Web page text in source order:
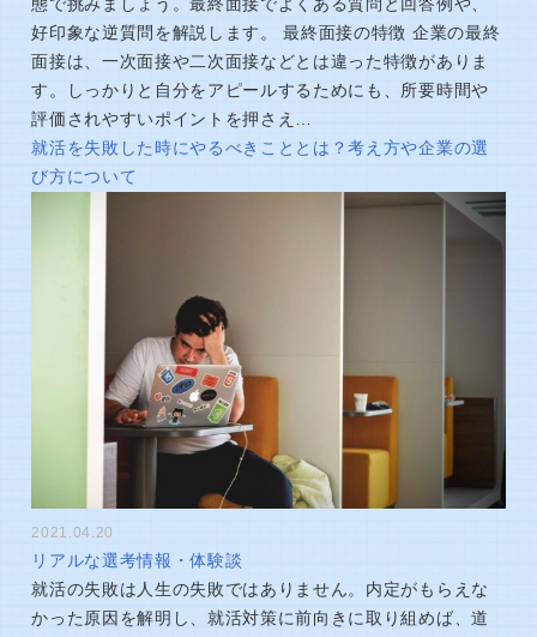
態で挑みましょう。最終面接でよくある質問と回答例や、
好印象な逆質問を解説します。 最終面接の特徴 企業の最終
面接は、一次面接や二次面接などとは違った特徴がありま
す。しっかりと自分をアピールするためにも、所要時間や
評価されやすいポイントを押さえ…
就活を失敗した時にやるべきこととは？考え方や企業の選
び方について
2021.04.20
リアルな選考情報・体験談
就活の失敗は人生の失敗ではありません。内定がもらえな
かった原因を解明し、就活対策に前向きに取り組めば、道